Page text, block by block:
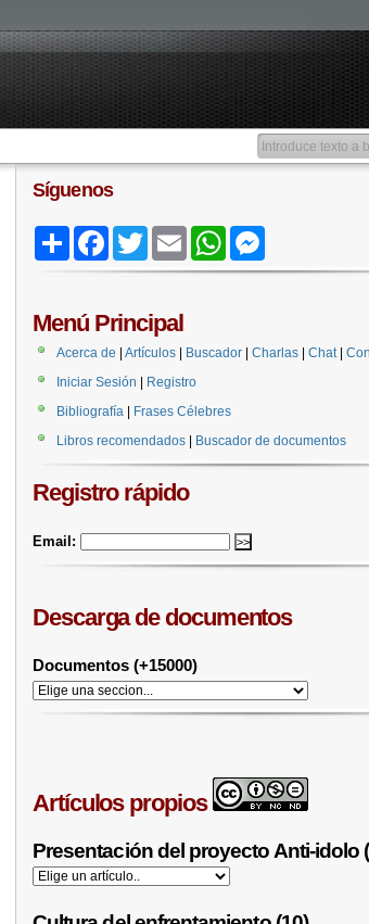
Síguenos
Share FacebookTwitter Email WhatsApp
Menú Principal
Acerca de Artículos Buscador Charlas Chat|
Iniciar Sesión
Registro
Bibliografía
Frases Célebres
Libros recomendados
Buscador de documentos
Registro rápido
Email:
Descarga de documentos
Documentos (+15000)
Artículos propios
Presentación del proyecto Anti-idolo